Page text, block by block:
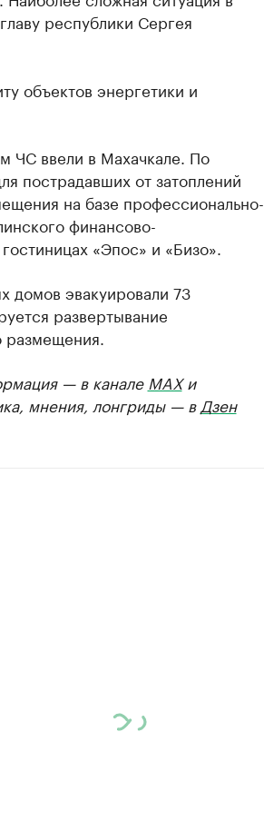
республики Сергея
объектов энергетики и
ЧС ввели в Махачкале. По
пострадавших от затоплений
на базе профессионально-
финансово-
«Эпос» и «Бизо».
домов эвакуировали 73
развертывание
размещения.
— в канале MAXи
мнения, лонгриды — в Дзен